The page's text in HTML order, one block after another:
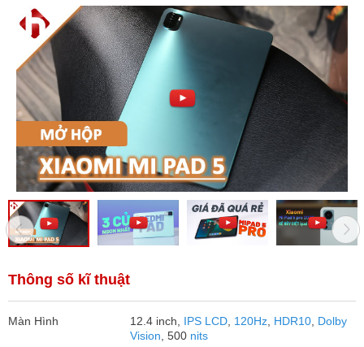
Thông số kĩ thuật
Màn Hình 12.4 inch, IPS LCD, 120Hz, HDR10, Dolby
Vision , 500 nits